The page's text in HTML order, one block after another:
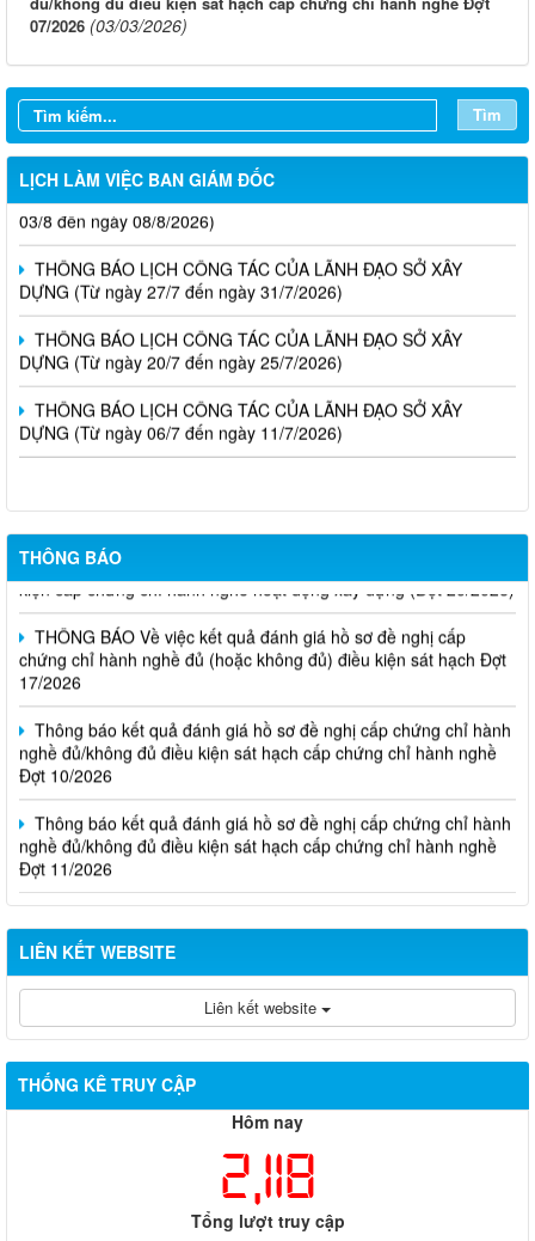
07/2026 (03/03/2026)
Tìm
LỊCH LÀM VIỆC BAN GIÁM ĐỐC
LỊCH CÔNG TÁC CỦA LÃNH ĐẠO SỞ XÂY DỰNG (Từ ngày
03/8 đến ngày 08/8/2026)
THÔNG BÁO LỊCH CÔNG TÁC CỦA LÃNH ĐẠO SỞ XÂY
DỰNG (Từ ngày 27/7 đến ngày 31/7/2026)
THÔNG BÁO LỊCH CÔNG TÁC CỦA LÃNH ĐẠO SỞ XÂY
DỰNG (Từ ngày 20/7 đến ngày 25/7/2026)
THÔNG BÁO LỊCH CÔNG TÁC CỦA LÃNH ĐẠO SỞ XÂY
DỰNG (Từ ngày 06/7 đến ngày 11/7/2026)
THÔNG BÁO
Thông báo Kết quả đánh giá hồ sơ đủ (hoặc không đủ) điều
THÔNG BÁO Về việc kết quả đánh giá hồ sơ đề nghị cấp
chứng chỉ hành nghề đủ (hoặc không đủ) điều kiện sát hạch Đợt
17/2026
Thông báo kết quả đánh giá hồ sơ đề nghị cấp chứng chỉ hành
nghề đủ/không đủ điều kiện sát hạch cấp chứng chỉ hành nghề
Đợt 10/2026
Thông báo kết quả đánh giá hồ sơ đề nghị cấp chứng chỉ hành
nghề đủ/không đủ điều kiện sát hạch cấp chứng chỉ hành nghề
Đợt 11/2026
LIÊN KẾT WEBSITE
Liên kết website
THỐNG KÊ TRUY CẬP
Hôm nay
2,118
Tổng lượt truy cập